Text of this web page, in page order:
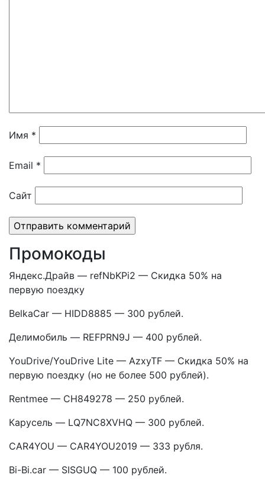
Имя *
Email *
Сайт
Промокоды
Яндекс.Драйв — refNbKPi2 — Скидка 50% на
первую поездку
BelkaCar — HIDD8885 — 300 рублей.
Делимобиль — REFPRN9J — 400 рублей.
YouDrive/YouDrive Lite — AzxyTF — Скидка 50% на
первую поездку (но не более 500 рублей).
Rentmee — CH849278 — 250 рублей.
Карусель — LQ7NC8XVHQ — 300 рублей.
CAR4YOU — CAR4YOU2019 — 333 рубля.
Bi-Bi.car — SISGUQ — 100 рублей.